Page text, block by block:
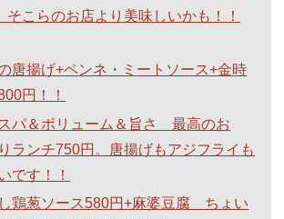
そこらのお店より美味しいかも！！
唐揚げ+ペンネ・ミートソース+金時
円！！
スパ＆ボリューム＆旨さ 最高のお
ランチ750円。唐揚げもアジフライも
です！！
し鶏葱ソース580円+麻婆豆腐 ちょい